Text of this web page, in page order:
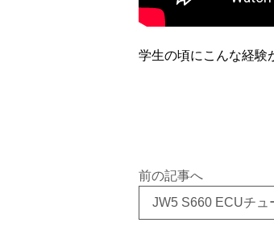
学生の頃にこんな経験
前の記事へ
JW5 S660 ECUチュ